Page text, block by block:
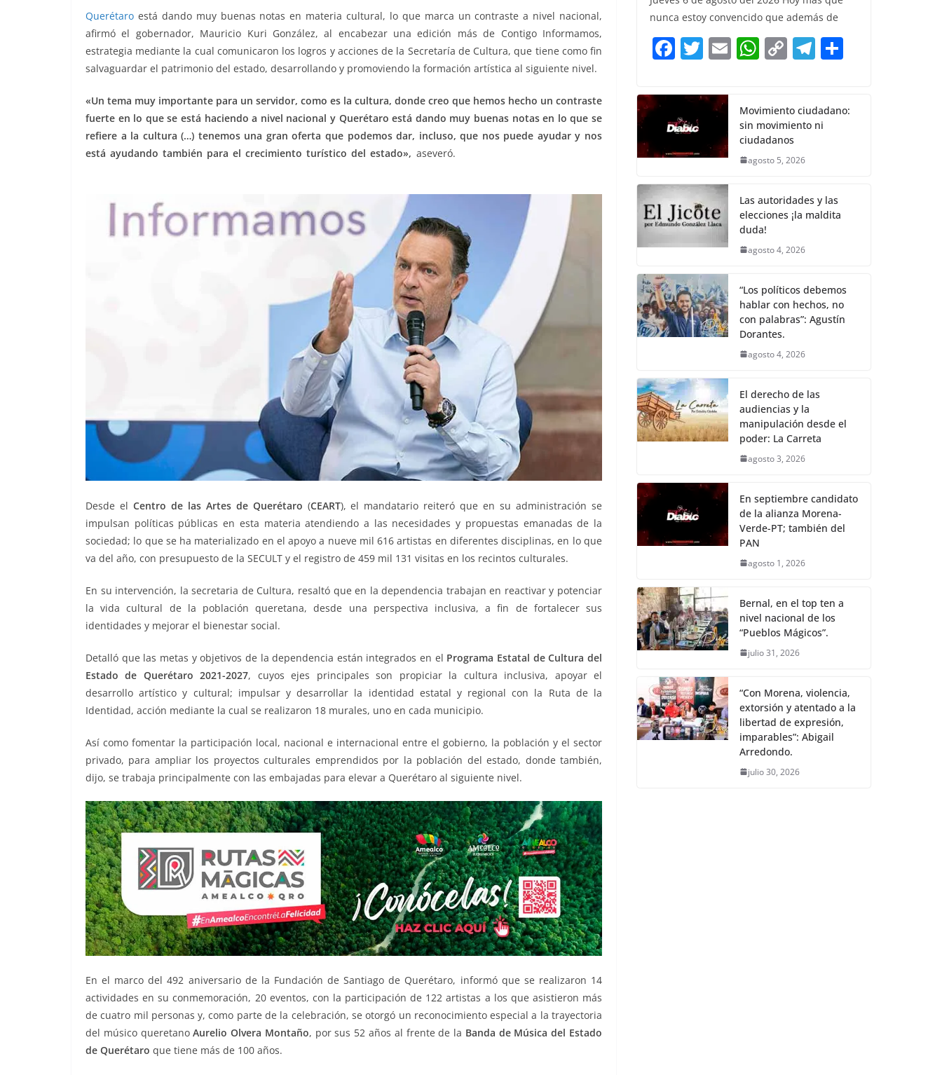
o
k
p k
Querétaro está dando muy buenas notas en materia cultural, lo que marca un contraste a nivel nacional,
afirmó el gobernador, Mauricio Kuri González, al encabezar una edición más de Contigo Informamos,
estrategia mediante la cual comunicaron los logros y acciones de la Secretaría de Cultura, que tiene como fin
salvaguardar el patrimonio del estado, desarrollando y promoviendo la formación artística al siguiente nivel.
«Un tema muy importante para un servidor, como es la cultura, donde creo que hemos hecho un contraste
fuerte en lo que se está haciendo a nivel nacional y Querétaro está dando muy buenas notas en lo que se
refiere a la cultura (…) tenemos una gran oferta que podemos dar, incluso, que nos puede ayudar y nos
está ayudando también para el crecimiento turístico del estado», aseveró.
Desde el Centro de las Artes de Querétaro (CEART), el mandatario reiteró que en su administración se
impulsan políticas públicas en esta materia atendiendo a las necesidades y propuestas emanadas de la
sociedad; lo que se ha materializado en el apoyo a nueve mil 616 artistas en diferentes disciplinas, en lo que
va del año, con presupuesto de la SECULT y el registro de 459 mil 131 visitas en los recintos culturales.
En su intervención, la secretaria de Cultura, resaltó que en la dependencia trabajan en reactivar y potenciar
la vida cultural de la población queretana, desde una perspectiva inclusiva, a fin de fortalecer sus
identidades y mejorar el bienestar social.
Detalló que las metas y objetivos de la dependencia están integrados en el Programa Estatal de Cultura del
Estado de Querétaro 2021-2027, cuyos ejes principales son propiciar la cultura inclusiva, apoyar el
desarrollo artístico y cultural; impulsar y desarrollar la identidad estatal y regional con la Ruta de la
Identidad, acción mediante la cual se realizaron 18 murales, uno en cada municipio.
Así como fomentar la participación local, nacional e internacional entre el gobierno, la población y el sector
privado, para ampliar los proyectos culturales emprendidos por la población del estado, donde también,
dijo, se trabaja principalmente con las embajadas para elevar a Querétaro al siguiente nivel.
En el marco del 492 aniversario de la Fundación de Santiago de Querétaro, informó que se realizaron 14
actividades en su conmemoración, 20 eventos, con la participación de 122 artistas a los que asistieron más
de cuatro mil personas y, como parte de la celebración, se otorgó un reconocimiento especial a la trayectoria
del músico queretanoAurelio Olvera Montaño, por sus 52 años al frente de la Banda de Música del Estado
de Querétaro que tiene más de 100 años.
e
b
o
k
er l s
A
p
y
Li
n
gr
a
m
nunca estoy convencido que además de
F
c
e
b
o
o
k
T
itt
er
E W
s
A
p
C
y
Li
n
T
gr
a
e
Movimiento ciudadano:
sin movimiento ni
ciudadanos
agosto 5, 2026
Las autoridades y las
elecciones ¡la maldita
duda!
agosto 4, 2026
“Los políticos debemos
hablar con hechos, no
con palabras”: Agustín
Dorantes.
agosto 4, 2026
El derecho de las
audiencias y la
manipulación desde el
poder: La Carreta
agosto 3, 2026
En septiembre candidato
de la alianza Morena-
Verde-PT; también del
PAN
agosto 1, 2026
Bernal, en el top ten a
nivel nacional de los
“Pueblos Mágicos”.
julio 31, 2026
“Con Morena, violencia,
extorsión y atentado a la
libertad de expresión,
imparables”: Abigail
Arredondo.
julio 30, 2026